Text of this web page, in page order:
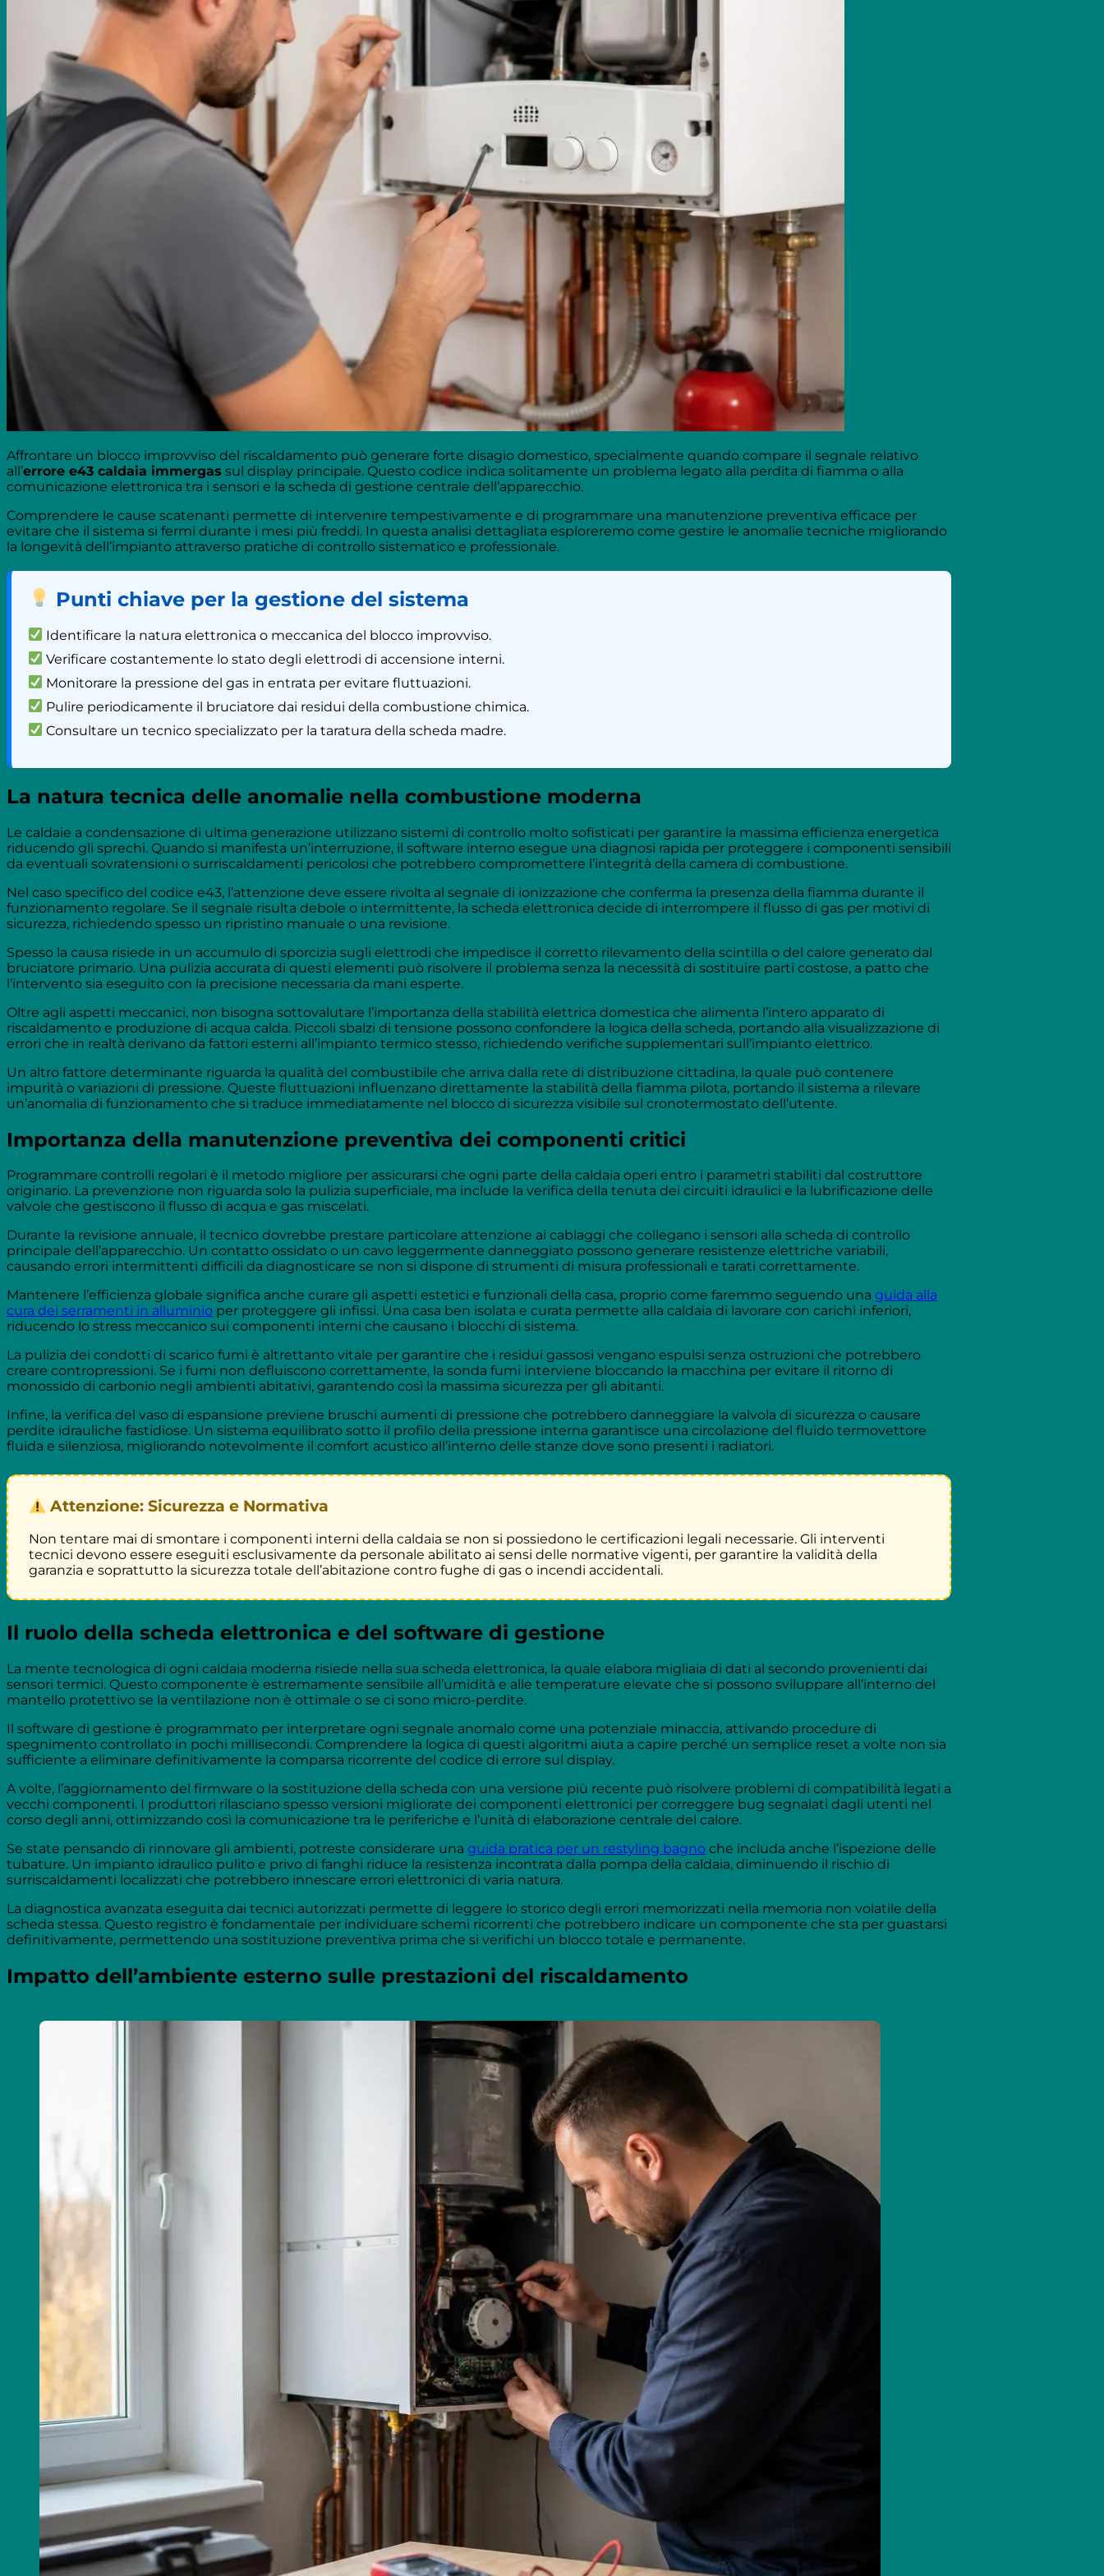
Affrontare un blocco improvviso del riscaldamento può generare forte disagio domestico, specialmente quando compare il segnale relativo
all’errore e43 caldaia immergas sul display principale. Questo codice indica solitamente un problema legato alla perdita di fiamma o alla
comunicazione elettronica tra i sensori e la scheda di gestione centrale dell’apparecchio.
Comprendere le cause scatenanti permette di intervenire tempestivamente e di programmare una manutenzione preventiva efficace per
evitare che il sistema si fermi durante i mesi più freddi. In questa analisi dettagliata esploreremo come gestire le anomalie tecniche migliorando
la longevità dell’impianto attraverso pratiche di controllo sistematico e professionale.
Punti chiave per la gestione del sistema
Identificare la natura elettronica o meccanica del blocco improvviso.
Verificare costantemente lo stato degli elettrodi di accensione interni.
Monitorare la pressione del gas in entrata per evitare fluttuazioni.
Pulire periodicamente il bruciatore dai residui della combustione chimica.
Consultare un tecnico specializzato per la taratura della scheda madre.
La natura tecnica delle anomalie nella combustione moderna
Le caldaie a condensazione di ultima generazione utilizzano sistemi di controllo molto sofisticati per garantire la massima efficienza energetica
riducendo gli sprechi. Quando si manifesta un’interruzione, il software interno esegue una diagnosi rapida per proteggere i componenti sensibili
da eventuali sovratensioni o surriscaldamenti pericolosi che potrebbero compromettere l’integrità della camera di combustione.
Nel caso specifico del codice e43, l’attenzione deve essere rivolta al segnale di ionizzazione che conferma la presenza della fiamma durante il
funzionamento regolare. Se il segnale risulta debole o intermittente, la scheda elettronica decide di interrompere il flusso di gas per motivi di
sicurezza, richiedendo spesso un ripristino manuale o una revisione.
Spesso la causa risiede in un accumulo di sporcizia sugli elettrodi che impedisce il corretto rilevamento della scintilla o del calore generato dal
bruciatore primario. Una pulizia accurata di questi elementi può risolvere il problema senza la necessità di sostituire parti costose, a patto che
l’intervento sia eseguito con la precisione necessaria da mani esperte.
Oltre agli aspetti meccanici, non bisogna sottovalutare l’importanza della stabilità elettrica domestica che alimenta l’intero apparato di
riscaldamento e produzione di acqua calda. Piccoli sbalzi di tensione possono confondere la logica della scheda, portando alla visualizzazione di
errori che in realtà derivano da fattori esterni all’impianto termico stesso, richiedendo verifiche supplementari sull’impianto elettrico.
Un altro fattore determinante riguarda la qualità del combustibile che arriva dalla rete di distribuzione cittadina, la quale può contenere
impurità o variazioni di pressione. Queste fluttuazioni influenzano direttamente la stabilità della fiamma pilota, portando il sistema a rilevare
un’anomalia di funzionamento che si traduce immediatamente nel blocco di sicurezza visibile sul cronotermostato dell’utente.
Importanza della manutenzione preventiva dei componenti critici
Programmare controlli regolari è il metodo migliore per assicurarsi che ogni parte della caldaia operi entro i parametri stabiliti dal costruttore
originario. La prevenzione non riguarda solo la pulizia superficiale, ma include la verifica della tenuta dei circuiti idraulici e la lubrificazione delle
valvole che gestiscono il flusso di acqua e gas miscelati.
Durante la revisione annuale, il tecnico dovrebbe prestare particolare attenzione ai cablaggi che collegano i sensori alla scheda di controllo
principale dell’apparecchio. Un contatto ossidato o un cavo leggermente danneggiato possono generare resistenze elettriche variabili,
causando errori intermittenti difficili da diagnosticare se non si dispone di strumenti di misura professionali e tarati correttamente.
Mantenere l’efficienza globale significa anche curare gli aspetti estetici e funzionali della casa, proprio come faremmo seguendo una guida alla
cura dei serramenti in alluminio per proteggere gli infissi. Una casa ben isolata e curata permette alla caldaia di lavorare con carichi inferiori,
riducendo lo stress meccanico sui componenti interni che causano i blocchi di sistema.
La pulizia dei condotti di scarico fumi è altrettanto vitale per garantire che i residui gassosi vengano espulsi senza ostruzioni che potrebbero
creare contropressioni. Se i fumi non defluiscono correttamente, la sonda fumi interviene bloccando la macchina per evitare il ritorno di
monossido di carbonio negli ambienti abitativi, garantendo così la massima sicurezza per gli abitanti.
Infine, la verifica del vaso di espansione previene bruschi aumenti di pressione che potrebbero danneggiare la valvola di sicurezza o causare
perdite idrauliche fastidiose. Un sistema equilibrato sotto il profilo della pressione interna garantisce una circolazione del fluido termovettore
fluida e silenziosa, migliorando notevolmente il comfort acustico all’interno delle stanze dove sono presenti i radiatori.
Attenzione: Sicurezza e Normativa
Non tentare mai di smontare i componenti interni della caldaia se non si possiedono le certificazioni legali necessarie. Gli interventi
tecnici devono essere eseguiti esclusivamente da personale abilitato ai sensi delle normative vigenti, per garantire la validità della
garanzia e soprattutto la sicurezza totale dell’abitazione contro fughe di gas o incendi accidentali.
Il ruolo della scheda elettronica e del software di gestione
La mente tecnologica di ogni caldaia moderna risiede nella sua scheda elettronica, la quale elabora migliaia di dati al secondo provenienti dai
sensori termici. Questo componente è estremamente sensibile all’umidità e alle temperature elevate che si possono sviluppare all’interno del
mantello protettivo se la ventilazione non è ottimale o se ci sono micro-perdite.
Il software di gestione è programmato per interpretare ogni segnale anomalo come una potenziale minaccia, attivando procedure di
spegnimento controllato in pochi millisecondi. Comprendere la logica di questi algoritmi aiuta a capire perché un semplice reset a volte non sia
sufficiente a eliminare definitivamente la comparsa ricorrente del codice di errore sul display.
A volte, l’aggiornamento del firmware o la sostituzione della scheda con una versione più recente può risolvere problemi di compatibilità legati a
vecchi componenti. I produttori rilasciano spesso versioni migliorate dei componenti elettronici per correggere bug segnalati dagli utenti nel
corso degli anni, ottimizzando così la comunicazione tra le periferiche e l’unità di elaborazione centrale del calore.
Se state pensando di rinnovare gli ambienti, potreste considerare una guida pratica per un restyling bagno che includa anche l’ispezione delle
tubature. Un impianto idraulico pulito e privo di fanghi riduce la resistenza incontrata dalla pompa della caldaia, diminuendo il rischio di
surriscaldamenti localizzati che potrebbero innescare errori elettronici di varia natura.
La diagnostica avanzata eseguita dai tecnici autorizzati permette di leggere lo storico degli errori memorizzati nella memoria non volatile della
scheda stessa. Questo registro è fondamentale per individuare schemi ricorrenti che potrebbero indicare un componente che sta per guastarsi
definitivamente, permettendo una sostituzione preventiva prima che si verifichi un blocco totale e permanente.
Impatto dell’ambiente esterno sulle prestazioni del riscaldamento